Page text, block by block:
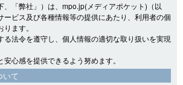
、「弊社」）は、mpo.jp(メディアポケット)（以
ービス及び各種情報等の提供にあたり、利用者の個
ます。
る法令を遵守し、個人情報の適切な取り扱いを実現
心感を提供できるよう努めます。
いて